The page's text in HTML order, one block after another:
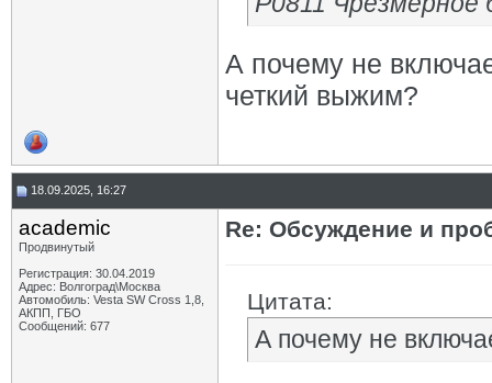
А почему не
четкий выжим?
18.09.2025, 16:27
academic
Продвинутый
Регистрация: 30.04.2019
Адрес: Волгоград\Москва
Автомобиль: Vesta SW Cross 1,8,
АКПП, ГБО
Сообщений: 677
Re: Обсуждение и
Цитата:
А почему не